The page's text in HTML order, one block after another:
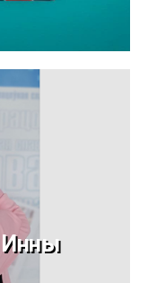
Инны